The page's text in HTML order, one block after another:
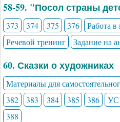
58-59. "Посол страны
373 374 375 376 Работа в
Речевой тренинг
Задание на
60. Сказки о художниках
Материалы для
382
383 384 385 386 УС
388